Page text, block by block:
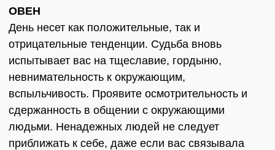
ОВЕН
День несет как положительные, так и
отрицательные тенденции. Судьба вновь
испытывает вас на тщеславие, гордыню,
невнимательность к окружающим,
вспыльчивость. Проявите осмотрительность и
сдержанность в общении с окружающими
людьми. Ненадежных людей не следует
приближать к себе, даже если вас связывала